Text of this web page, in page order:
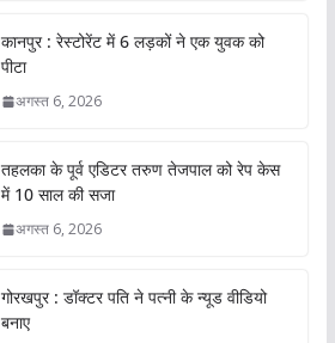
कानपुर : रेस्टोरेंट में 6 लड़कों ने एक युवक को
पीटा
अगस्त 6, 2026
तहलका के पूर्व एडिटर तरुण तेजपाल को रेप केस
में 10 साल की सजा
अगस्त 6, 2026
गोरखपुर : डॉक्टर पति ने पत्नी के न्यूड वीडियो
बनाए